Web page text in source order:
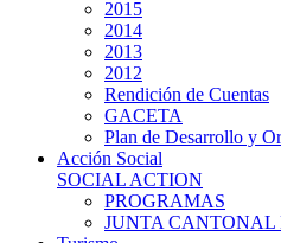
2015
2014
2013
2012
Rendición de Cuentas
GACETA
Plan de Desarrollo y
Acción Social
SOCIAL ACTION
PROGRAMAS
JUNTA CANTONAL